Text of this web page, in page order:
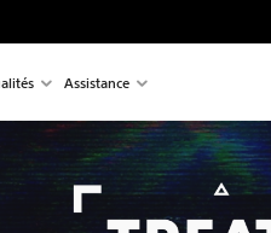
Assistance